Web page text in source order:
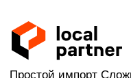
Простой импорт Сложных вещей